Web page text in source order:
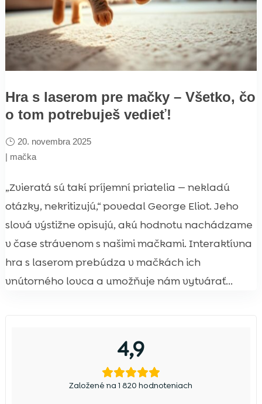
Hra s laserom pre mačky – Všetko, čo
o tom potrebuješ vedieť!
20. novembra 2025
| mačka
„Zvieratá sú takí príjemní priatelia — nekladú
otázky, nekritizujú,“ povedal George Eliot. Jeho
slová výstižne opisujú, akú hodnotu nachádzame
v čase strávenom s našimi mačkami. Interaktívna
hra s laserom prebúdza v mačkách ich
vnútorného lovca a umožňuje nám vytvárať...
4,9
Založené na 1 820 hodnoteniach